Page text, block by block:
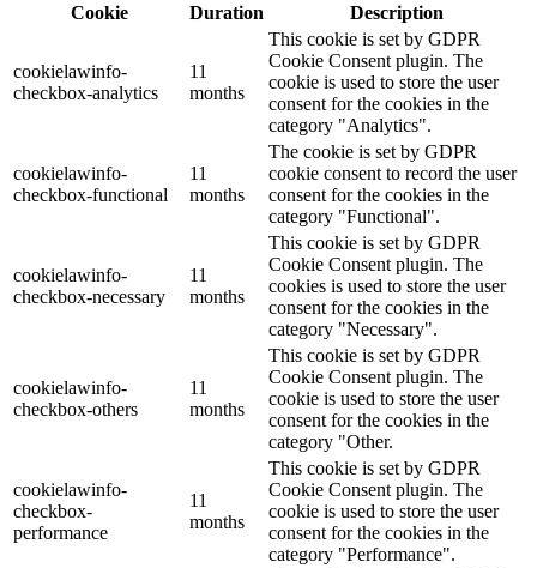
Cookie
Duration Description
cookielawinfo-
checkbox-analytics
11
months
This cookie is set by GDPR
Cookie Consent plugin. The
cookie is used to store the user
consent for the cookies in the
category "Analytics".
cookielawinfo-
checkbox-functional
11
months
The cookie is set by GDPR
cookie consent to record the user
consent for the cookies in the
category "Functional".
cookielawinfo-
checkbox-necessary
11
months
This cookie is set by GDPR
Cookie Consent plugin. The
cookies is used to store the user
consent for the cookies in the
category "Necessary".
cookielawinfo-
checkbox-others
11
months
This cookie is set by GDPR
Cookie Consent plugin. The
cookie is used to store the user
consent for the cookies in the
category "Other.
cookielawinfo-
checkbox-
performance
11
months
This cookie is set by GDPR
Cookie Consent plugin. The
cookie is used to store the user
consent for the cookies in the
category "Performance".